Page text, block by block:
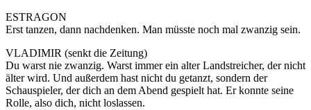
ESTRAGON
Erst tanzen, dann nachdenken. Man müsste noch mal zwanzig sein.
VLADIMIR (senkt die Zeitung)
Du warst nie zwanzig. Warst immer ein alter Landstreicher, der nicht
älter wird. Und außerdem hast nicht du getanzt, sondern der
Schauspieler, der dich an dem Abend gespielt hat. Er konnte seine
Rolle, also dich, nicht loslassen.